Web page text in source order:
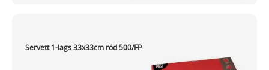
Servett 1-lags 33x33cm röd 500/FP